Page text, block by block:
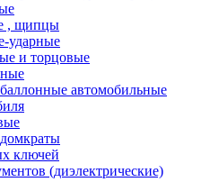
, щипцы
ударные
и торцовые
автомобильные
ключей
(диэлектрические)